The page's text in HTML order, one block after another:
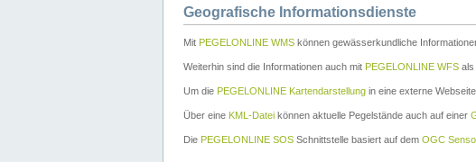
Geografische Informationsdienste
Mit PEGELONLINE WMS können gewässerkundliche
Weiterhin sind die Informationen auch mit PEGELONLINE WFS als
Um die PEGELONLINE Kartendarstellung in eine externe
Über eine KML-Datei können aktuelle Pegelstände auch auf einer
Die PEGELONLINE SOS Schnittstelle basiert auf dem OGC